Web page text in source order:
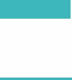
e le idee per
di